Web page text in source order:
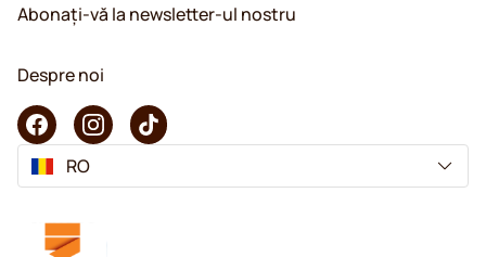
Abonați-vă la newsletter-ul nostru
Despre noi
RO